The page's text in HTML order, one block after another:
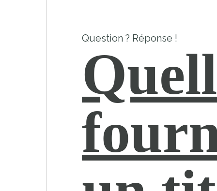
Question ? Réponse !